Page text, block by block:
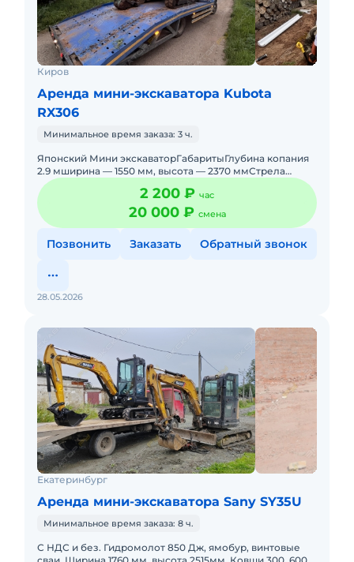
Киров
Аренда мини-экскаватора Kubota
RX306
Минимальное время заказа: 3 ч.
Японский Мини экскаваторГабаритыГлубина копания
2.9 мширина — 1550 мм, высота — 2370 ммСтрела
Робот позволяет работать
2 200 ₽ час
20 000 ₽ смена
Позвонить Заказать Обратный звонок
28.05.2026
Екатеринбург
Аренда мини-экскаватора Sany SY35U
Минимальное время заказа: 8 ч.
С НДС и без. Гидромолот 850 Дж, ямобур, винтовые